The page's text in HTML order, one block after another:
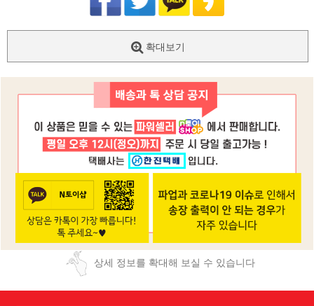
확대보기
상세 정보를 확대해 보실 수 있습니다